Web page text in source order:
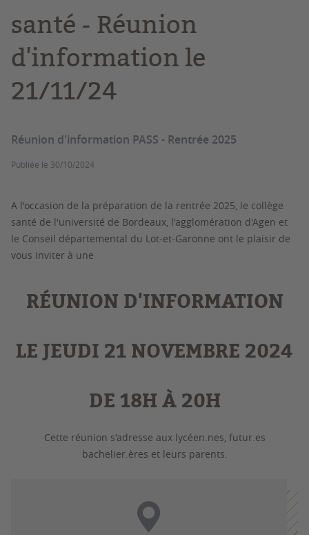
santé - Réunion
d'information le
21/11/24
Réunion d'information PASS - Rentrée 2025
Publiée le 30/10/2024
A l'occasion de la préparation de la rentrée 2025, le collège
santé de l'université de Bordeaux, l'agglomération d'Agen et
le Conseil départemental du Lot-et-Garonne ont le plaisir de
vous inviter à une
RÉUNION D'INFORMATION
LE JEUDI 21 NOVEMBRE 2024
DE 18H À 20H
Cette réunion s'adresse aux lycéen.nes, futur.es
bachelier.ères et leurs parents.